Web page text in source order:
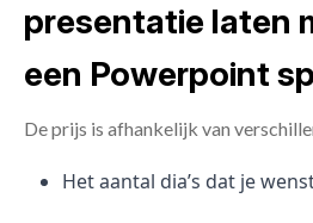
presentatie laten
een Powerpoint
De prijs is afhankelijk van
Het aantal dia’s dat je